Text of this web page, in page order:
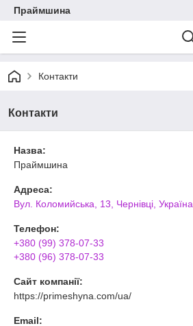
Праймшина
Контакти
Контакти
Назва:
Праймшина
Адреса:
Вул. Коломийська, 13, Чернівці, Україна
Телефон:
+380 (99) 378-07-33
+380 (96) 378-07-33
Сайт компанії:
https://primeshyna.com/ua/
Email: